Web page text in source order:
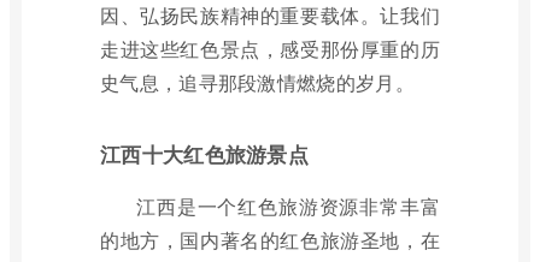
因、弘扬民族精神的重要载体。让我们
走进这些红色景点，感受那份厚重的历
史气息，追寻那段激情燃烧的岁月。
江西十大红色旅游景点
江西是一个红色旅游资源非常丰富
的地方，国内著名的红色旅游圣地，在